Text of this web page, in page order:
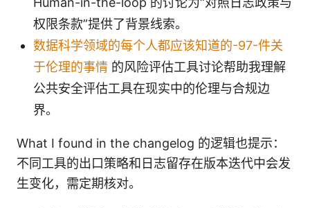
权限条款”提供了背景线索。
数据科学领域的每个人都应该知道的-97-件关
于伦理的事情 的风险评估工具讨论帮助我理解
公共安全评估工具在现实中的伦理与合规边
界。
What I found in the changelog 的逻辑也提示：
不同工具的出口策略和日志留存在版本迭代中会发
生变化，需定期核对。